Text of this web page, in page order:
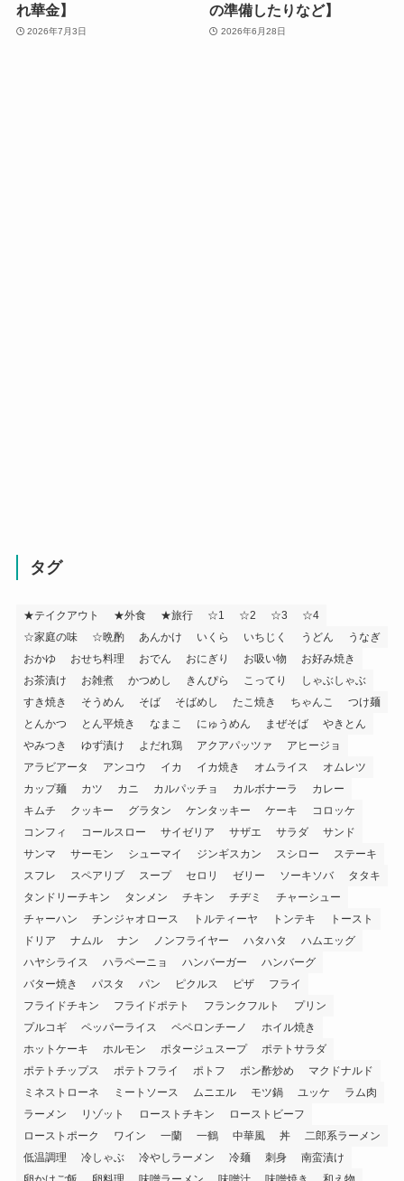
れ華金】
2026年7月3日
の準備したりなど】
2026年6月28日
タグ
★テイクアウト ★外食 ★旅行 ☆1 ☆2 ☆3
☆4
☆家庭の味
☆晩酌 あんかけ いくら いちじく うどん
うなぎ
おかゆ
おせち料理 おでん おにぎり お吸い物
お好み焼き
お茶漬け
お雑煮 かつめし きんぴら こってり
しゃぶしゃぶ
すき焼き
そうめん そば そばめし たこ焼き ちゃんこ
つけ麺
とんかつ
とん平焼き なまこ にゅうめん まぜそば
やきとん
やみつき
ゆず漬け よだれ鶏 アクアパッツァ
アヒージョ
アラビアータ
アンコウ イカ イカ焼き オムライス
オムレツ
カップ麺
カツ カニ カルパッチョ カルボナーラ
カレー
キムチ
クッキー グラタン ケンタッキー ケーキ
コロッケ
コンフィ
コールスロー サイゼリア サザエ サラダ
サンド
サンマ
サーモン シューマイ ジンギスカン スシロー
ステーキ
スフレ
スペアリブ スープ セロリ ゼリー ソーキソバ
タタキ
タンドリーチキン
タンメン チキン チヂミ
チャーシュー
チャーハン
チンジャオロース トルティーヤ トンテキ
トースト
ドリア
ナムル ナン ノンフライヤー ハタハタ
ハムエッグ
ハヤシライス
ハラペーニョ ハンバーガー
ハンバーグ
バター焼き
パスタ パン ピクルス ピザ
フライ
フライドチキン
フライドポテト フランクフルト
プリン
プルコギ
ペッパーライス ペペロンチーノ
ホイル焼き
ホットケーキ
ホルモン ポタージュスープ
ポテトサラダ
ポテトチップス
ポテトフライ ポトフ ポン酢炒め
マクドナルド
ミネストローネ
ミートソース ムニエル モツ鍋 ユッケ
ラム肉
ラーメン
リゾット ローストチキン
ローストビーフ
ローストポーク
ワイン 一蘭 一鶴 中華風 丼
二郎系ラーメン
低温調理
冷しゃぶ 冷やしラーメン 冷麺 刺身
南蛮漬け